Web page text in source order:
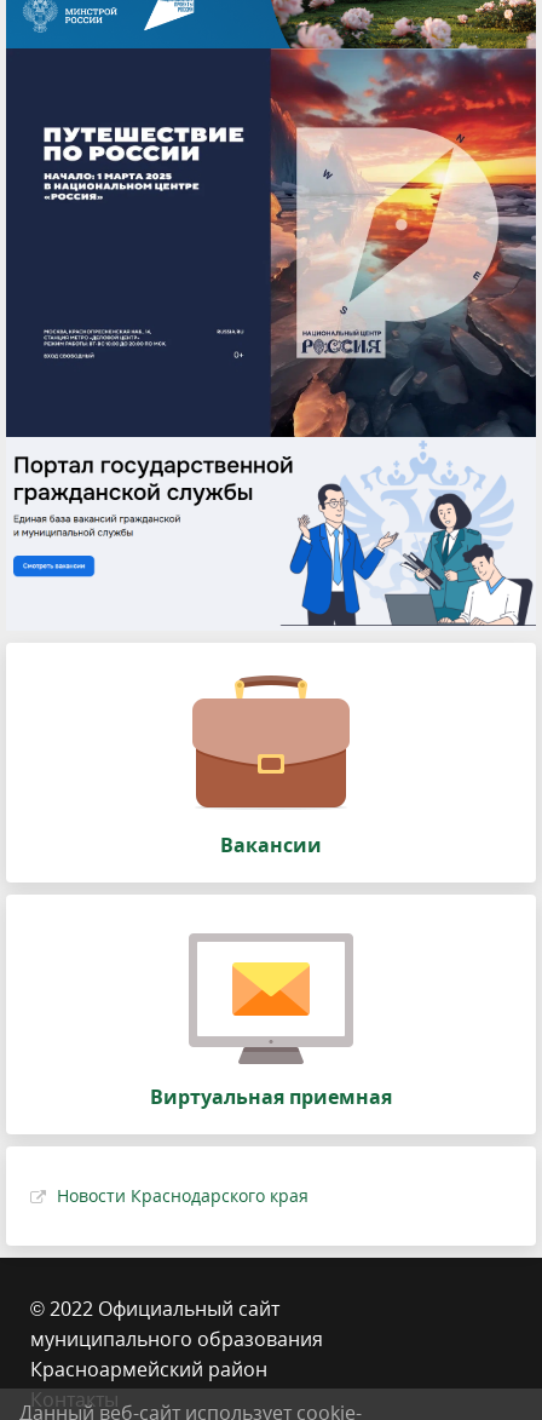
Вакансии
Виртуальная приемная
Новости Краснодарского края
© 2022 Официальный сайт
муниципального образования
Красноармейский район
Контакты
Данный веб-сайт использует cookie-